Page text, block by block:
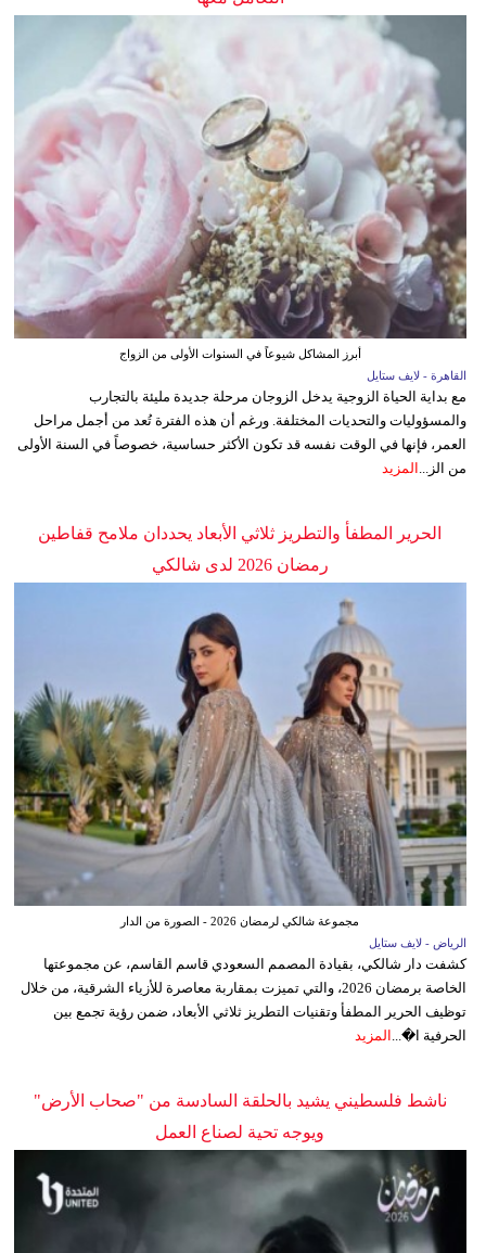
أبرز المشاكل شيوعاً في السنوات الأولى من الزواج
القاهرة - لايف ستايل
مع بداية الحياة الزوجية يدخل الزوجان مرحلة جديدة مليئة بالتجارب
والمسؤوليات والتحديات المختلفة. ورغم أن هذه الفترة تُعد من أجمل مراحل
العمر، فإنها في الوقت نفسه قد تكون الأكثر حساسية، خصوصاً في السنة الأولى
من الز...
المزيد
الحرير المطفأ والتطريز ثلاثي الأبعاد يحددان ملامح قفاطين
رمضان 2026 لدى شالكي
مجموعة شالكي لرمضان 2026 - الصورة من الدار
الرياض - لايف ستايل
كشفت دار شالكي، بقيادة المصمم السعودي قاسم القاسم، عن مجموعتها
الخاصة برمضان 2026، والتي تميزت بمقاربة معاصرة للأزياء الشرقية، من خلال
توظيف الحرير المطفأ وتقنيات التطريز ثلاثي الأبعاد، ضمن رؤية تجمع بين
الحرفية ا�... المزيد
ناشط فلسطيني يشيد بالحلقة السادسة من "صحاب الأرض"
ويوجه تحية لصناع العمل